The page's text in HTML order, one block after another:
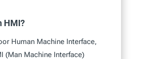
HMI?
Human Machine Interface,
(Man Machine Interface)